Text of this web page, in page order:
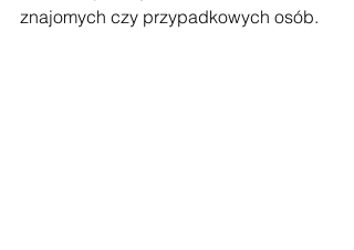
znajomych czy przypadkowych osób.